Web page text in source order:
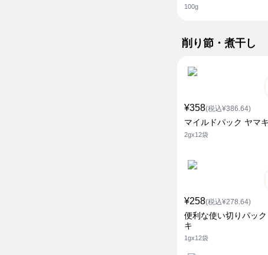
100g
削り節・煮干し
¥358(税込¥386.64)
マイルドパック ヤマキ
2gx12袋
¥258(税込¥278.64)
便利な使い切りパッ
キ
1gx12袋